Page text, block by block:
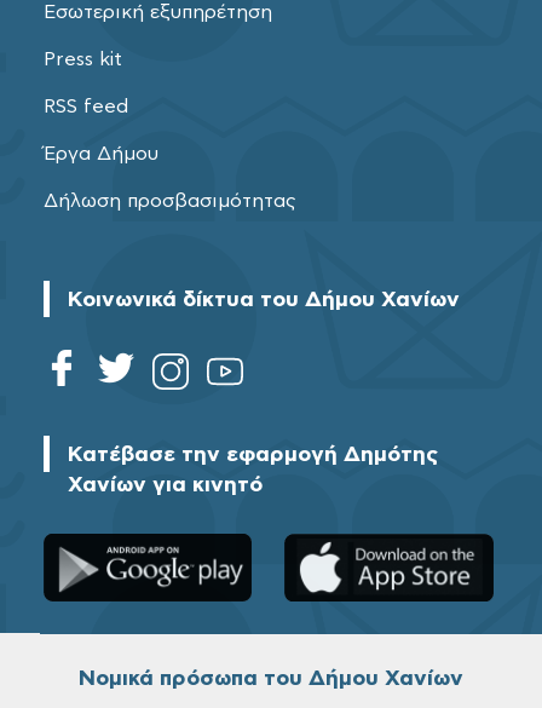
Εσωτερική εξυπηρέτηση
Press kit
RSS feed
Έργα Δήμου
Δήλωση προσβασιμότητας
Κοινωνικά δίκτυα του Δήμου Χανίων
Κατέβασε την εφαρμογή Δημότης
Χανίων για κινητό
Νομικά πρόσωπα του Δήμου Χανίων